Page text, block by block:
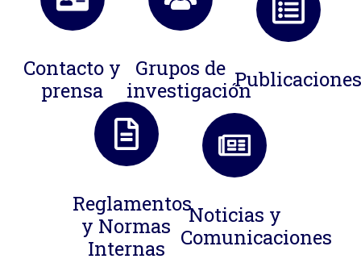
Contacto y
prensa
Grupos de
investigación
Reglamentos
y Normas
Internas
Noticias y
Comunicaciones